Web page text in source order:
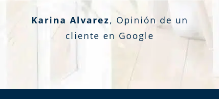
Karina Alvarez, Opinión de un
cliente en Google